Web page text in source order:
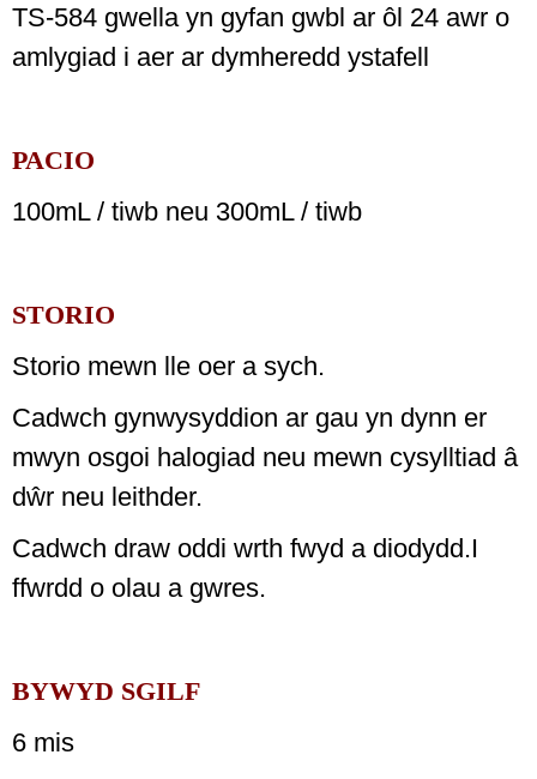
TS-584 gwella yn gyfan gwbl ar ôl 24 awr o
amlygiad i aer ar dymheredd ystafell
PACIO
100mL / tiwb neu 300mL / tiwb
STORIO
Storio mewn lle oer a sych.
Cadwch gynwysyddion ar gau yn dynn er
mwyn osgoi halogiad neu mewn cysylltiad â
dŵr neu leithder.
Cadwch draw oddi wrth fwyd a diodydd.I
ffwrdd o olau a gwres.
BYWYD SGILF
6 mis